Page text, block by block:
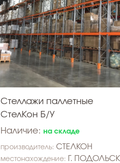
Стеллажи паллетные
СтелКон Б/У
Наличие: на складе
производитель: СТЕЛКОН
местонахождение: Г. ПОДОЛЬСК